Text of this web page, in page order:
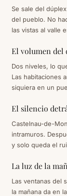
Se sale del
del pueblo. No
las vistas al valle
El volumen del
Dos niveles, lo
Las habitaciones
siquiera en un
El silencio
Castelnau-de-
intramuros.
y solo queda el
La luz de la
Las ventanas del
la mañana da en